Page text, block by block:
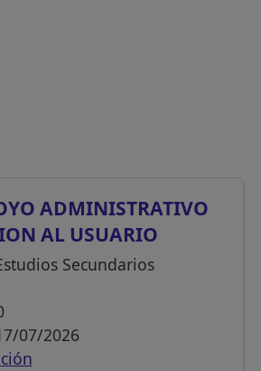
ADMINISTRATIVO
AL USUARIO
Secundarios
07/2026